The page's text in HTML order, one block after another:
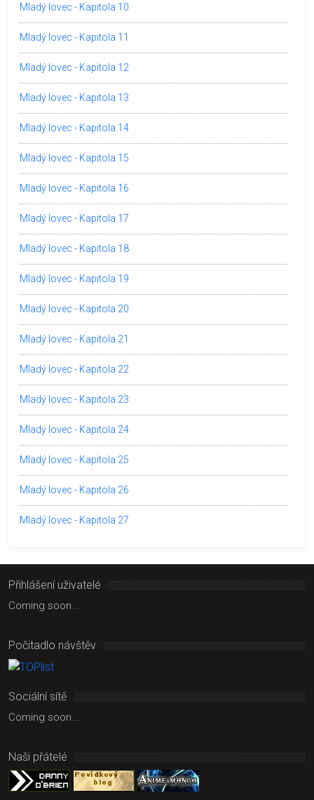
Mladý lovec - Kapitola 10
Mladý lovec - Kapitola 11
Mladý lovec - Kapitola 12
Mladý lovec - Kapitola 13
Mladý lovec - Kapitola 14
Mladý lovec - Kapitola 15
Mladý lovec - Kapitola 16
Mladý lovec - Kapitola 17
Mladý lovec - Kapitola 18
Mladý lovec - Kapitola 19
Mladý lovec - Kapitola 20
Mladý lovec - Kapitola 21
Mladý lovec - Kapitola 22
Mladý lovec - Kapitola 23
Mladý lovec - Kapitola 24
Mladý lovec - Kapitola 25
Mladý lovec - Kapitola 26
Mladý lovec - Kapitola 27
Přihlášení uživatelé
Coming soon...
Počitadlo návštěv
Sociální sítě
Coming soon...
Naši přátelé